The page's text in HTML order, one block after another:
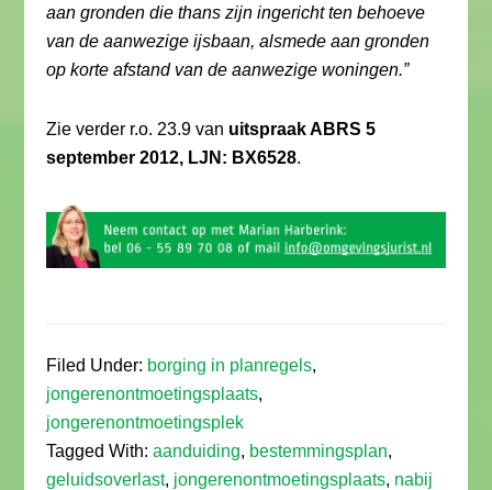
aan gronden die thans zijn ingericht ten behoeve
van de aanwezige ijsbaan, alsmede aan gronden
op korte afstand van de aanwezige woningen.”
Zie verder r.o. 23.9 van uitspraak ABRS 5
september 2012, LJN: BX6528.
Filed Under: borging in planregels,
jongerenontmoetingsplaats,
jongerenontmoetingsplek
Tagged With:aanduiding, bestemmingsplan,
geluidsoverlast, jongerenontmoetingsplaats, nabij